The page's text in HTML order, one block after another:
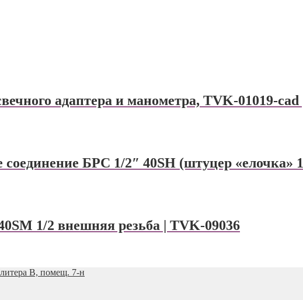
адаптера и манометра, TVK-01019-cad
соединение БРС 1/2″ 40SH (штуцер
1/2 внешняя резьба | TVK-09036
литера В, помещ. 7-н